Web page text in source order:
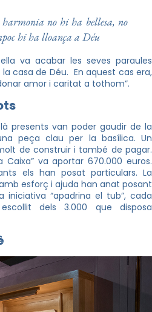
no hi ha bellesa, no
hi ha lloança a Déu
va acabar les seves paraules
casa de Déu. En aquest cas era,
amor i caritat a tothom”.
presents van poder gaudir de la
peça clau per la basílica. Un
de construir i també de pagar.
Caixa” va aportar 670.000 euros.
els han posat particulars. La
esforç i ajuda han anat posant
“apadrina el tub”, cada
dels 3.000 que disposa